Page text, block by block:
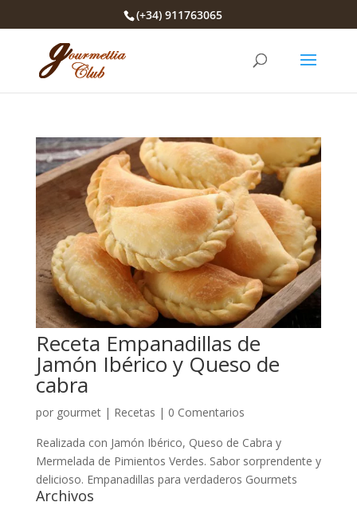
(+34) 911763065
Receta Empanadillas de
Jamón Ibérico y Queso de
cabra
por gourmet| Recetas | 0 Comentarios
Realizada con Jamón Ibérico, Queso de Cabra y
Mermelada de Pimientos Verdes. Sabor sorprendente y
delicioso. Empanadillas para verdaderos Gourmets
Archivos